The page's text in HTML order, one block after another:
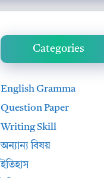
Categories
English Gramma
Question Paper
Writing Skill
অন্যান্য বিষয়
ইতিহাস